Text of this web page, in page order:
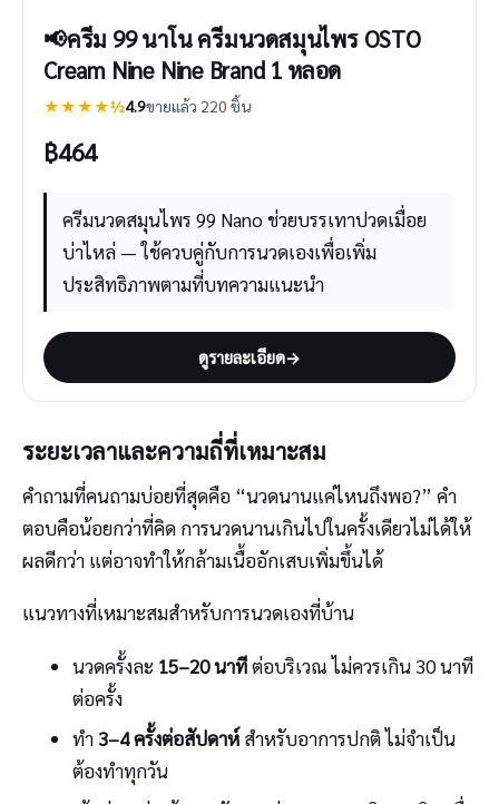
📢ครีม 99 นาโน ครีมนวดสมุนไพร OSTO
Cream Nine Nine Brand 1 หลอด
★★★★½4.9ขายแล้ว 220 ชิ้น
฿464
ครีมนวดสมุนไพร 99 Nano ช่วยบรรเทาปวดเมื่อย
บ่าไหล่ — ใช้ควบคู่กับการนวดเองเพื่อเพิ่ม
ประสิทธิภาพตามที่บทความแนะนำ
ดูรายละเอียด→
ระยะเวลาและความถี่ที่เหมาะสม
คำถามที่คนถามบ่อยที่สุดคือ “นวดนานแค่ไหนถึงพอ?” คำ
ตอบคือน้อยกว่าที่คิด การนวดนานเกินไปในครั้งเดียวไม่ได้ให้
ผลดีกว่า แต่อาจทำให้กล้ามเนื้ออักเสบเพิ่มขึ้นได้
แนวทางที่เหมาะสมสำหรับการนวดเองที่บ้าน
นวดครั้งละ 15–20 นาทีต่อบริเวณ ไม่ควรเกิน 30 นาที
ต่อครั้ง
ทำ 3–4 ครั้งต่อสัปดาห์สำหรับอาการปกติ ไม่จำเป็น
ต้องทำทุกวัน